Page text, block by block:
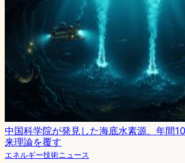
中国科学院が発見した海底水素源、年間
来理論を覆す
エネルギー技術ニュース